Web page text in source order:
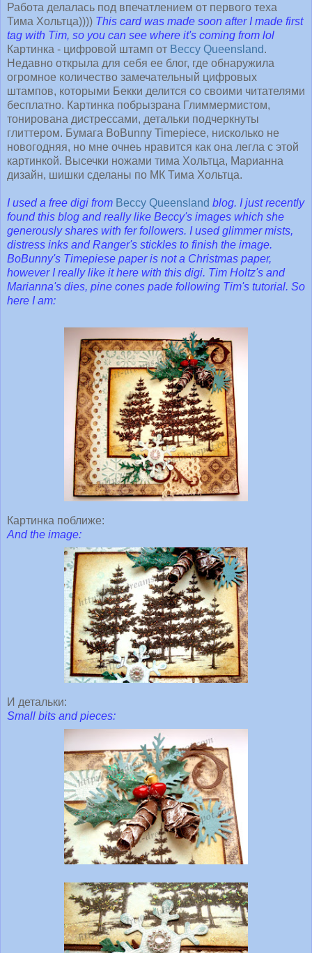
Работа делалась под впечатлением от первого теха
Тима Хольтца)))) This card was made soon after I made first
tag with Tim, so you can see where it's coming from lol
Картинка - цифровой штамп от Beccy Queensland.
Недавно открыла для себя ее блог, где обнаружила
огромное количество замечательный цифровых
штампов, которыми Бекки делится со своими читателями
бесплатно. Картинка побрызрана Глиммермистом,
тонирована дистрессами, детальки подчеркнуты
глиттером. Бумага BoBunny Timepiece, нисколько не
новогодняя, но мне очнеь нравится как она легла с этой
картинкой. Высечки ножами тима Хольтца, Марианна
дизайн, шишки сделаны по МК Тима Хольтца.
I used a free digi from Beccy Queensland blog. I just recently
found this blog and really like Beccy's images which she
generously shares with fer followers. I used glimmer mists,
distress inks and Ranger's stickles to finish the image.
BoBunny's Timepiese paper is not a Christmas paper,
however I really like it here with this digi. Tim Holtz's and
Marianna's dies, pine cones pade following Tim's tutorial. So
here I am:
Картинка поближе:
And the image:
И детальки:
Small bits and pieces: